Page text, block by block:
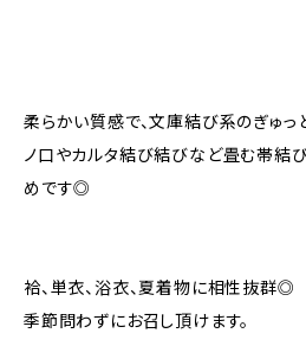
柔らかい質感で、文庫結び系のぎゅ
ノ口やカルタ結び結びなど畳む帯結
めです◎
袷、単衣、浴衣、夏着物に相性抜群◎
季節問わずにお召し頂けます。